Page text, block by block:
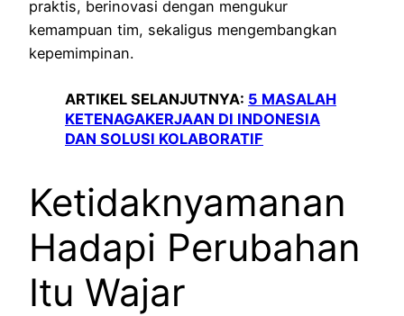
praktis, berinovasi dengan mengukur
kemampuan tim, sekaligus mengembangkan
kepemimpinan.
ARTIKEL SELANJUTNYA: 5 MASALAH
KETENAGAKERJAAN DI INDONESIA
DAN SOLUSI KOLABORATIF
Ketidaknyamanan
Hadapi Perubahan
Itu Wajar